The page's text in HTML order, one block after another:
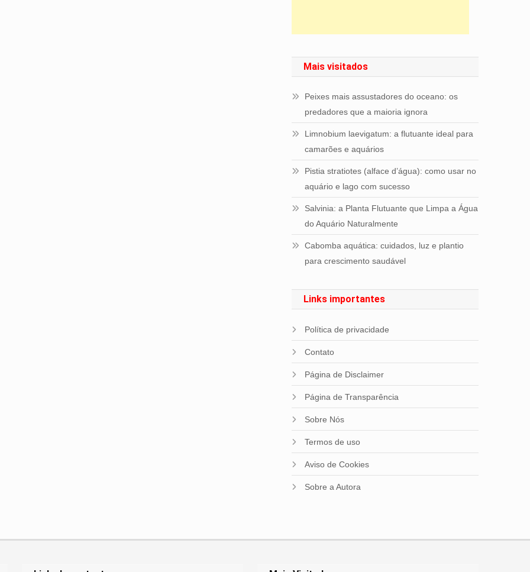
Mais visitados
Peixes mais assustadores do oceano: os
predadores que a maioria ignora
Limnobium laevigatum: a flutuante ideal para
camarões e aquários
Pistia stratiotes (alface d’água): como usar no
aquário e lago com sucesso
Salvinia: a Planta Flutuante que Limpa a Água
do Aquário Naturalmente
Cabomba aquática: cuidados, luz e plantio
para crescimento saudável
Links importantes
Política de privacidade
Contato
Página de Disclaimer
Página de Transparência
Sobre Nós
Termos de uso
Aviso de Cookies
Sobre a Autora